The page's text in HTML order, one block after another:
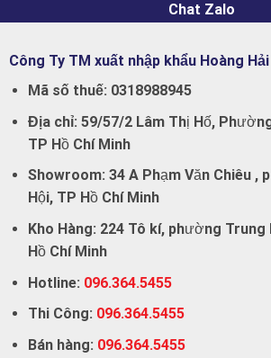
Chat Zalo
Công Ty TM xuất nhập khẩu Hoàng
Mã số thuế: 0318988945
Địa chỉ: 59/57/2 Lâm Thị Hố,
TP Hồ Chí Minh
Showroom: 34 A Phạm Văn Chiêu ,
Hội, TP Hồ Chí Minh
Kho Hàng: 224 Tô kí, phường Trung
Hồ Chí Minh
Hotline: 096.364.5455
Thi Công: 096.364.5455
Bán hàng: 096.364.5455